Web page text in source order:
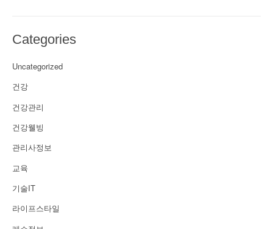
Categories
Uncategorized
건강
건강관리
건강웰빙
관리사정보
교육
기술IT
라이프스타일